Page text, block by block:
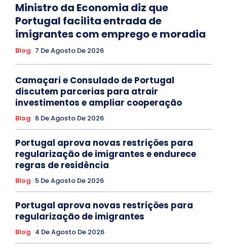
Ministro da Economia diz que
Portugal facilita entrada de
imigrantes com emprego e moradia
Blog 7 De Agosto De 2026
Camaçari e Consulado de Portugal
discutem parcerias para atrair
investimentos e ampliar cooperação
Blog 6 De Agosto De 2026
Portugal aprova novas restrições para
regularização de imigrantes e endurece
regras de residência
Blog 5 De Agosto De 2026
Portugal aprova novas restrições para
regularização de imigrantes
Blog 4 De Agosto De 2026